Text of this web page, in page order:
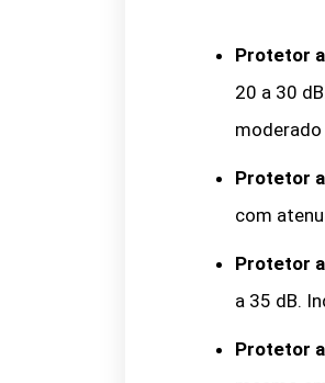
Protetor
20 a 30
Protetor
com
Protetor
a 35 dB.
Protetor